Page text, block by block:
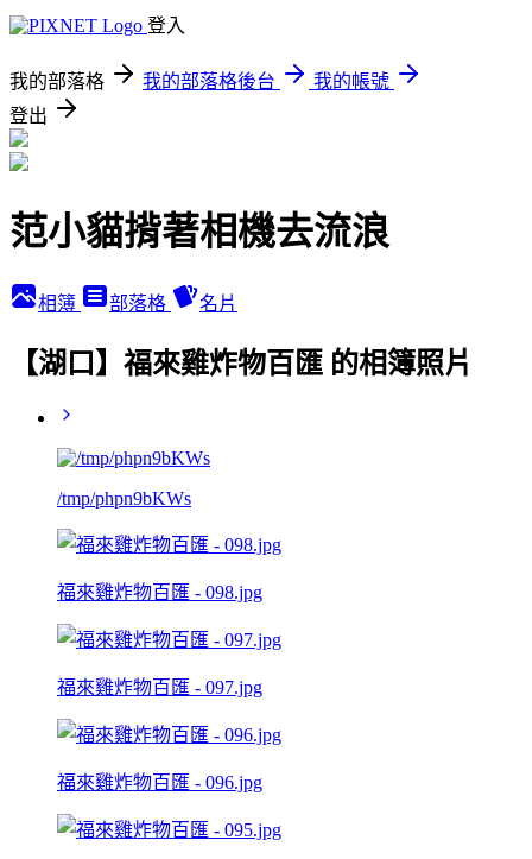
登入
我的部落格 我的部落格後台
我的帳號
登出
范小貓揹著相機去流浪
相簿 部落格 名片
【湖口】福來雞炸物百匯 的相簿照片
/tmp/phpn9bKWs
福來雞炸物百匯 - 098.jpg
福來雞炸物百匯 - 097.jpg
福來雞炸物百匯 - 096.jpg